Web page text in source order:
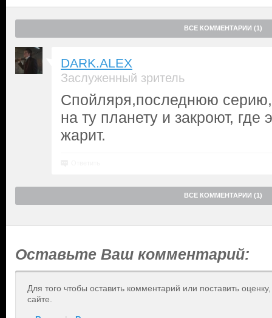
ВСЕ КОММЕНТАРИИ (1)
DARK.ALEX
Заслуженный зритель
Спойляря,последнюю
на ту планету и закроют, где
жарит.
ВСЕ КОММЕНТАРИИ (1)
Оставьте Ваш комментарий:
Для того чтобы оставить комментарий или поставить
сайте.